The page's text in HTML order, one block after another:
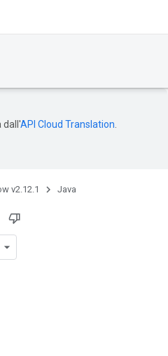
dall'API Cloud Translation
v2.12.1 Java